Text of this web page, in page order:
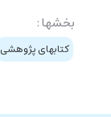
بخشها :
کتابهای پژوهشی